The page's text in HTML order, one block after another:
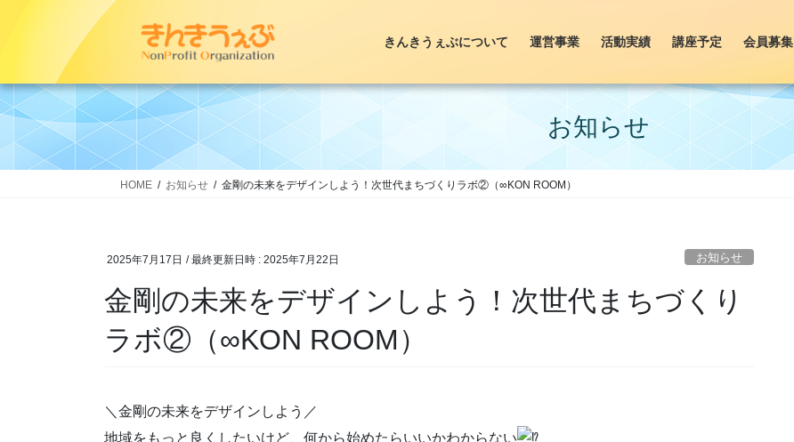
ツ
へ
シ
ョ
きんきうぇぶについて 運営事業 活動実績 講座予定 会員募集
お知らせ
HOME お知らせ 金剛の未来をデザインしよう！次世代まちづくりラボ②（∞KON ROOM）
2025年7月17日 / 最終更新日時 : 2025年7月22日 お知らせ
金剛の未来をデザインしよう！次世代まちづくり
ラボ②（∞KON ROOM）
＼金剛の未来をデザインしよう／
地域をもっと良くしたいけど、何から始めたらいいかわからない